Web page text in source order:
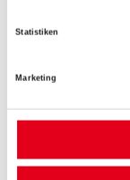
Statistiken
Marketing